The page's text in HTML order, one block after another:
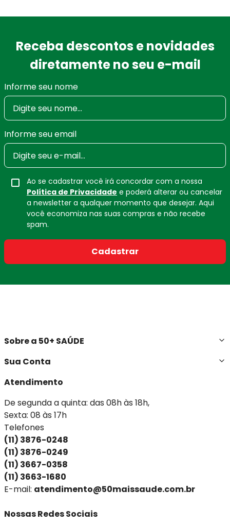
Receba descontos e novidades
diretamente no seu e-mail
Informe seu nome
Informe seu email
Ao se cadastrar você irá concordar com a nossa
Política de Privacidade e poderá alterar ou cancelar
a newsletter a qualquer momento que desejar. Aqui
você economiza nas suas compras e não recebe
spam.
Cadastrar
Sobre a 50+ SAÚDE
Sua Conta
Atendimento
De segunda a quinta: das 08h às 18h,
Sexta: 08 às 17h
Telefones
(11) 3876-0248
(11) 3876-0249
(11) 3667-0358
(11) 3663-1680
E-mail: atendimento@50maissaude.com.br
Nossas Redes Sociais